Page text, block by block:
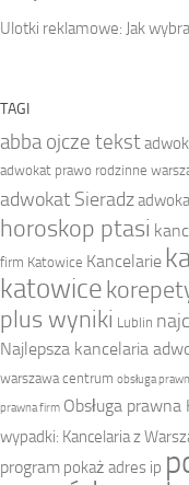
Ulotki reklamowe: Jak
TAGI
abba ojcze tekst
adwokat prawo rodzinne
adwokat Sieradz
horoskop ptasi
firm Katowice Kancelarie
katowice
plus wyniki Lublin
Najlepsza kancelaria
warszawa centrum obsługa
prawna firm Obsługa prawna
wypadki: Kancelaria z
program pokaż adres ip